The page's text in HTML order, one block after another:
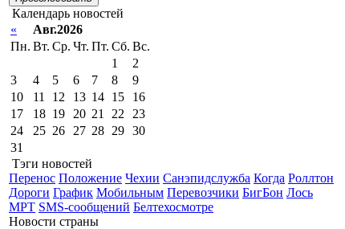
Календарь новостей
«
Авг.2026
Пн. Вт. Ср. Чт. Пт. Сб. Вс.
1
2
3
4 5 6 7 8
9
10
11 12 13 14 15
16
17
18 19 20 21 22
23
24
25 26 27 28 29 30
31
Тэги новостей
Перенос Положение Чехии Санэпидслужба Когда Роллтон
Дороги График Мобильным Перевозчики БигБон Лось
МРТ SMS-сообщений Белтехосмотре
Новости страны